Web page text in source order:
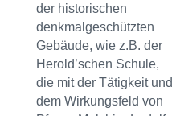
der historischen
denkmalgeschützten
Gebäude, wie z.B. der
Herold’schen Schule,
die mit der Tätigkeit und
dem Wirkungsfeld von